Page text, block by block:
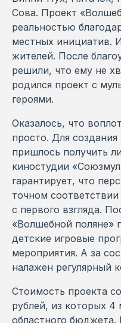
Сова. Проект
реальностью
местных инициатив.
жителей. После
решили, что ему не
родился проект с
героями.
Оказалось, что
просто. Для
пришлось получить
киностудии
гарантирует, что
точном
с первого взгляда.
«Волшебной поляне»
детские игровые
мероприятия. А за
налажен регулярный
Стоимость проекта
рублей, из которых
областного